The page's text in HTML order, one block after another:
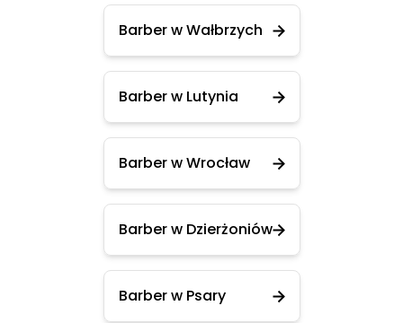
Barber w Wałbrzych
Barber w Lutynia
Barber w Wrocław
Barber w Dzierżoniów
Barber w Psary